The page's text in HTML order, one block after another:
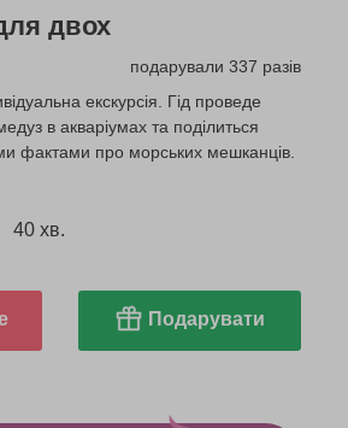
двох
подарували 337 разів
екскурсія. Гід проведе
в акваріумах та поділиться
фактами про морських мешканців.
40 хв.
Подарувати